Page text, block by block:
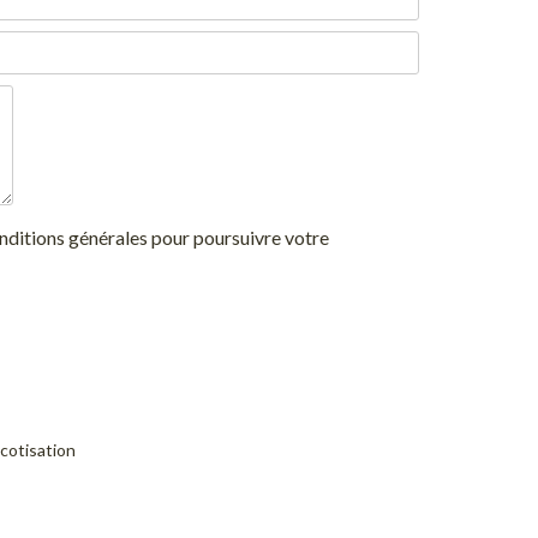
générales pour poursuivre votre